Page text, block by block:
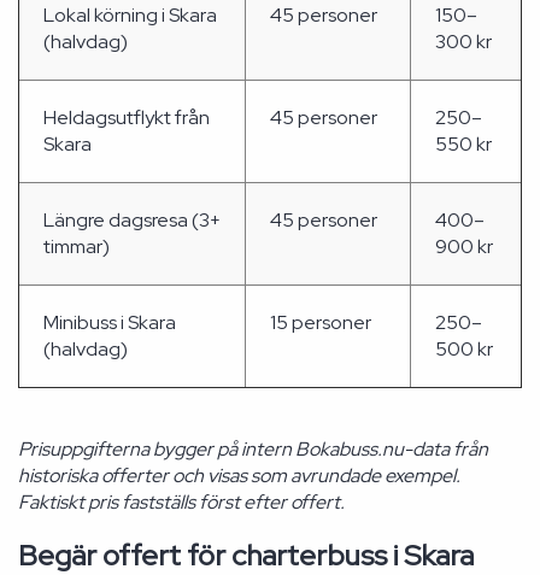
Lokal körning i Skara
(halvdag)
45 personer
150–
300 kr
Heldagsutflykt från
Skara
45 personer
250–
550 kr
Längre dagsresa (3+
timmar)
45 personer
400–
900 kr
Minibuss i Skara
(halvdag)
15 personer
250–
500 kr
Prisuppgifterna bygger på intern Bokabuss.nu-data från
historiska offerter och visas som avrundade exempel.
Faktiskt pris fastställs först efter offert.
Begär offert för charterbuss i Skara